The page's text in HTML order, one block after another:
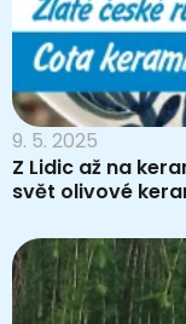
9. 5. 2025
Z Lidic až na
svět olivové